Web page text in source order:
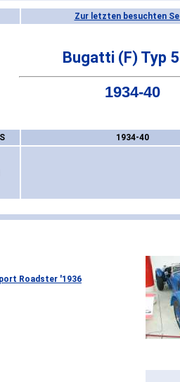
Zur letzten besuchten
Bugatti (F) Typ
1934-40
1934-40
Roadster '1936